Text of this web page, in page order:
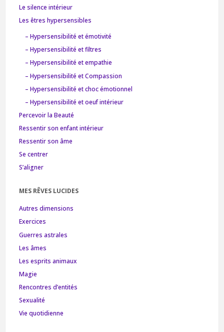
Le silence intérieur
Les êtres hypersensibles
– Hypersensibilité et émotivité
– Hypersensibilité et filtres
– Hypersensibilité et empathie
– Hypersensibilité et Compassion
– Hypersensibilité et choc émotionnel
– Hypersensibilité et oeuf intérieur
Percevoir la Beauté
Ressentir son enfant intérieur
Ressentir son âme
Se centrer
S’aligner
MES RÊVES LUCIDES
Autres dimensions
Exercices
Guerres astrales
Les âmes
Les esprits animaux
Magie
Rencontres d’entités
Sexualité
Vie quotidienne